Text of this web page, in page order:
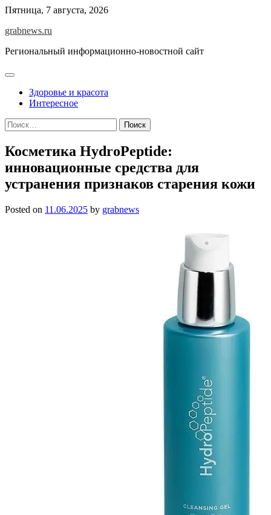
Skip
content
Пятница, 7 августа, 2026
grabnews.ru
Региональный информационно-новостной сайт
Здоровье и красота
Интересное
Найти:
Косметика HydroPeptide:
инновационные средства для
устранения признаков старения кожи
Posted on 11.06.2025 by grabnews